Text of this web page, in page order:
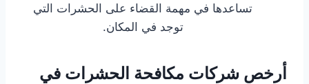
تساعدها في مهمة القضاء على الحشرات التي
توجد في المكان.
أرخص شركات مكافحة الحشرات في